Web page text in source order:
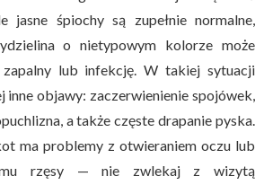
jasne śpiochy są zupełnie normalne,
o nietypowym kolorze może
lub infekcję. W takiej sytuacji
inne objawy: zaczerwienienie spojówek,
a także częste drapanie pyska.
ma problemy z otwieraniem oczu lub
mu rzęsy — nie zwlekaj z wizytą